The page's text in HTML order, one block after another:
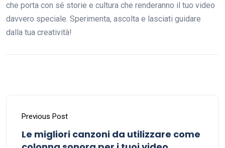
che porta con sé storie e cultura che renderanno il tuo video
davvero speciale. Sperimenta, ascolta e lasciati guidare
dalla tua creatività!
Previous Post
Le migliori canzoni da utilizzare come